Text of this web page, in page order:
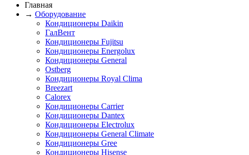
Главная
→ Оборудование
Кондиционеры Daikin
ГалВент
Кондиционеры Fujitsu
Кондиционеры Energolux
Кондиционеры General
Ostberg
Кондиционеры Royal Clima
Breezart
Calorex
Кондиционеры Carrier
Кондиционеры Dantex
Кондиционеры Electrolux
Кондиционеры General Climate
Кондиционеры Gree
Кондиционеры Hisense